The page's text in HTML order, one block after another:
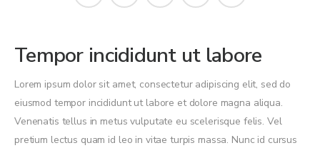
Tempor incididunt ut labore
Lorem ipsum dolor sit amet, consectetur adipiscing elit, sed do
eiusmod tempor incididunt ut labore et dolore magna aliqua.
Venenatis tellus in metus vulputate eu scelerisque felis. Vel
pretium lectus quam id leo in vitae turpis massa. Nunc id cursus